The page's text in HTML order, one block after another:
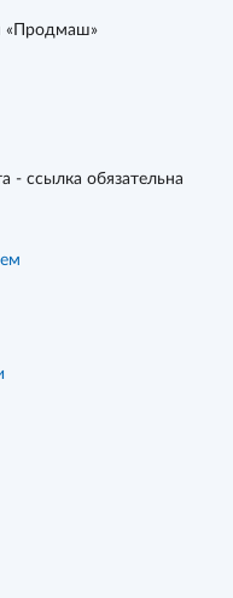
«Продмаш»
- ссылка обязательна